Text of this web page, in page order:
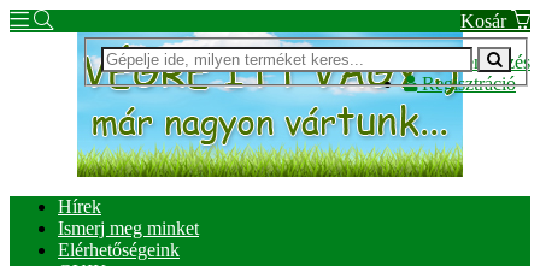
Kosár
Bejelentkezés
Regisztráció
Hírek
Ismerj meg minket
Elérhetőségeink